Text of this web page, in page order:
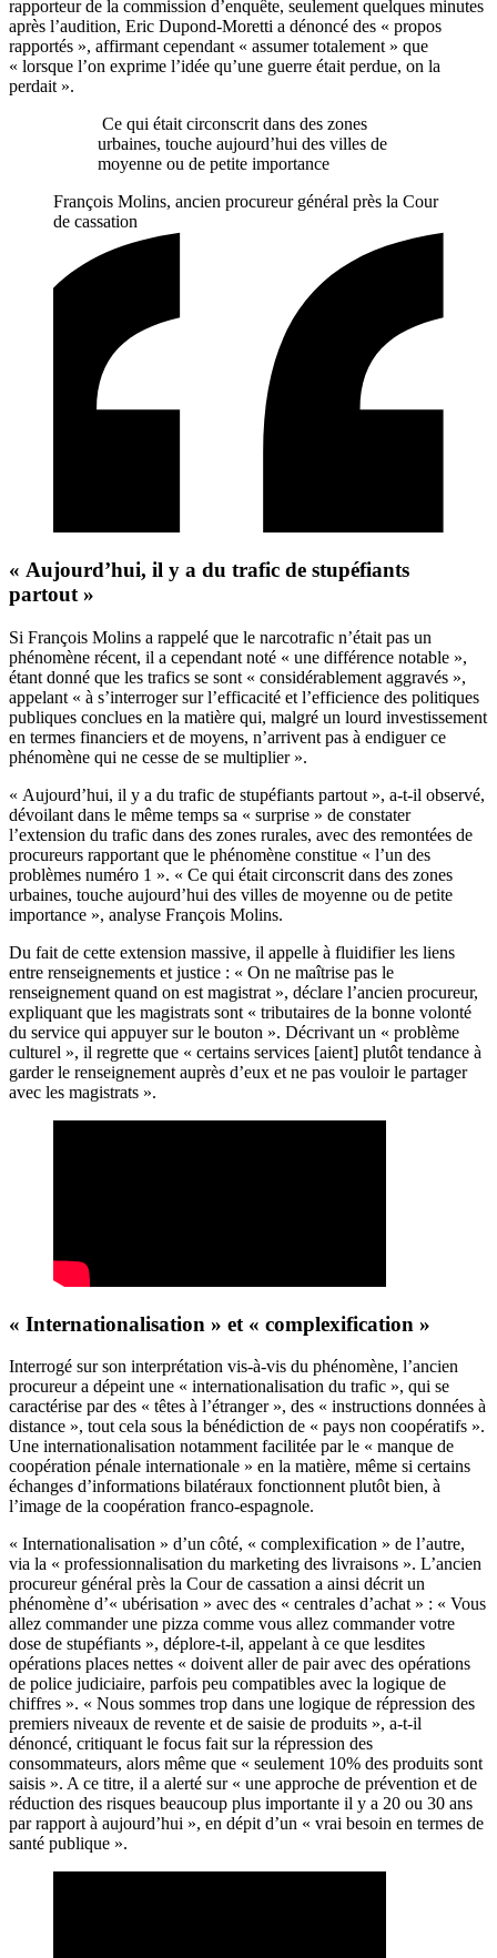
rapporteur de la commission d’enquête, seulement quelques minutes
après l’audition, Eric Dupond-Moretti a dénoncé des « propos
rapportés », affirmant cependant « assumer totalement » que
« lorsque l’on exprime l’idée qu’une guerre était perdue, on la
perdait ».
Ce qui était circonscrit dans des zones
urbaines, touche aujourd’hui des villes de
moyenne ou de petite importance
François Molins, ancien procureur général près la Cour
de cassation
« Aujourd’hui, il y a du trafic de stupéfiants
partout »
Si François Molins a rappelé que le narcotrafic n’était pas un
phénomène récent, il a cependant noté « une différence notable »,
étant donné que les trafics se sont « considérablement aggravés »,
appelant « à s’interroger sur l’efficacité et l’efficience des politiques
publiques conclues en la matière qui, malgré un lourd investissement
en termes financiers et de moyens, n’arrivent pas à endiguer ce
phénomène qui ne cesse de se multiplier ».
« Aujourd’hui, il y a du trafic de stupéfiants partout », a-t-il observé,
dévoilant dans le même temps sa « surprise » de constater
l’extension du trafic dans des zones rurales, avec des remontées de
procureurs rapportant que le phénomène constitue « l’un des
problèmes numéro 1 ». « Ce qui était circonscrit dans des zones
urbaines, touche aujourd’hui des villes de moyenne ou de petite
importance », analyse François Molins.
Du fait de cette extension massive, il appelle à fluidifier les liens
entre renseignements et justice : « On ne maîtrise pas le
renseignement quand on est magistrat », déclare l’ancien procureur,
expliquant que les magistrats sont « tributaires de la bonne volonté
du service qui appuyer sur le bouton ». Décrivant un « problème
culturel », il regrette que « certains services [aient] plutôt tendance à
garder le renseignement auprès d’eux et ne pas vouloir le partager
avec les magistrats ».
« Internationalisation » et « complexification »
Interrogé sur son interprétation vis-à-vis du phénomène, l’ancien
procureur a dépeint une « internationalisation du trafic », qui se
caractérise par des « têtes à l’étranger », des « instructions données à
distance », tout cela sous la bénédiction de « pays non coopératifs ».
Une internationalisation notamment facilitée par le « manque de
coopération pénale internationale » en la matière, même si certains
échanges d’informations bilatéraux fonctionnent plutôt bien, à
l’image de la coopération franco-espagnole.
« Internationalisation » d’un côté, « complexification » de l’autre,
via la « professionnalisation du marketing des livraisons ». L’ancien
procureur général près la Cour de cassation a ainsi décrit un
phénomène d’« ubérisation » avec des « centrales d’achat » : « Vous
allez commander une pizza comme vous allez commander votre
dose de stupéfiants », déplore-t-il, appelant à ce que lesdites
opérations places nettes « doivent aller de pair avec des opérations
de police judiciaire, parfois peu compatibles avec la logique de
chiffres ». « Nous sommes trop dans une logique de répression des
premiers niveaux de revente et de saisie de produits », a-t-il
dénoncé, critiquant le focus fait sur la répression des
consommateurs, alors même que « seulement 10% des produits sont
saisis ». A ce titre, il a alerté sur « une approche de prévention et de
réduction des risques beaucoup plus importante il y a 20 ou 30 ans
par rapport à aujourd’hui », en dépit d’un « vrai besoin en termes de
santé publique ».